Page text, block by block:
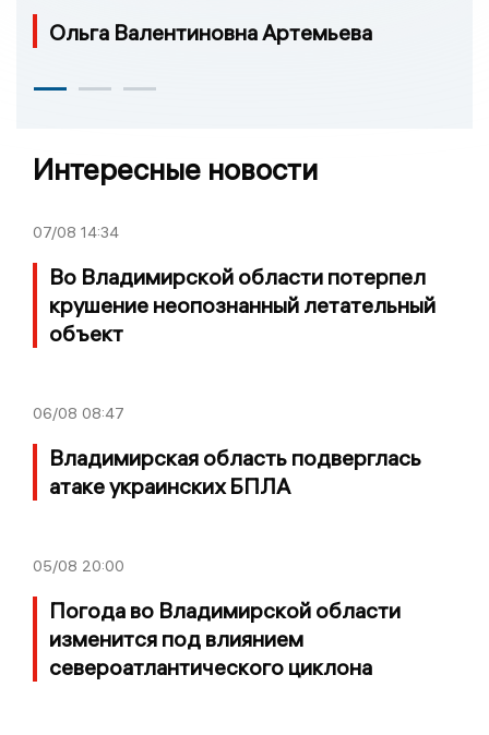
Ольга Валентиновна Артемьева
Интересные новости
07/08 14:34
Во Владимирской области потерпел
крушение неопознанный летательный
объект
06/08 08:47
Владимирская область подверглась
атаке украинских БПЛА
05/08 20:00
Погода во Владимирской области
изменится под влиянием
североатлантического циклона